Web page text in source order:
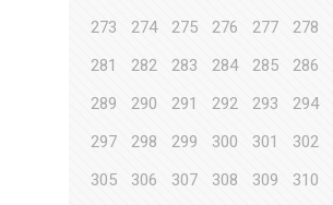
273
274 275 276 277 278
281
282 283 284 285 286
289
290 291 292 293 294
297
298 299 300 301 302
305
306 307 308 309 310